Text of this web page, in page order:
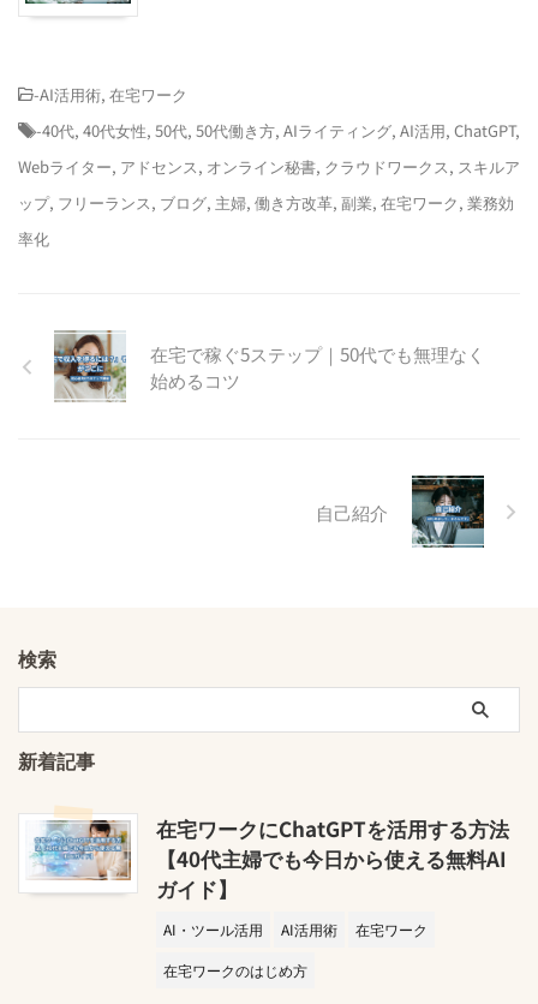
-AI活用術, 在宅ワーク
-40代, 40代女性, 50代, 50代働き方, AIライティング, AI活用, ChatGPT,
Webライター, アドセンス, オンライン秘書, クラウドワークス, スキルア
ップ, フリーランス, ブログ, 主婦, 働き方改革, 副業, 在宅ワーク, 業務効
率化
在宅で稼ぐ5ステップ｜50代でも無理なく
始めるコツ
自己紹介
検索
新着記事
在宅ワークにChatGPTを活用する方法
【40代主婦でも今日から使える無料AI
ガイド】
AI・ツール活用 AI活用術
在宅ワーク
在宅ワークのはじめ方